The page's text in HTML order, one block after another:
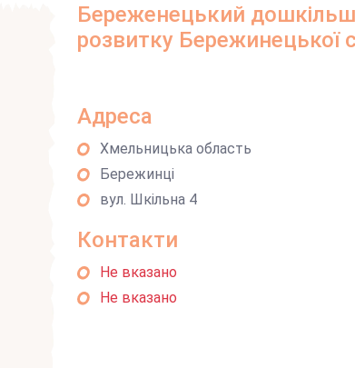
Береженецький
розвитку Бережинецької
Адреса
Хмельницька область
Бережинці
вул. Шкільна 4
Контакти
Не вказано
Не вказано